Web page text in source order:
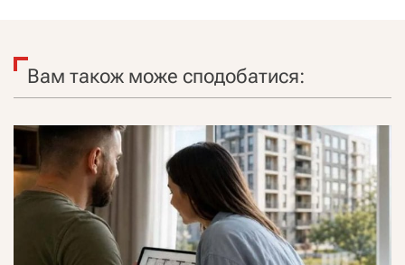
Вам також може сподобатися: